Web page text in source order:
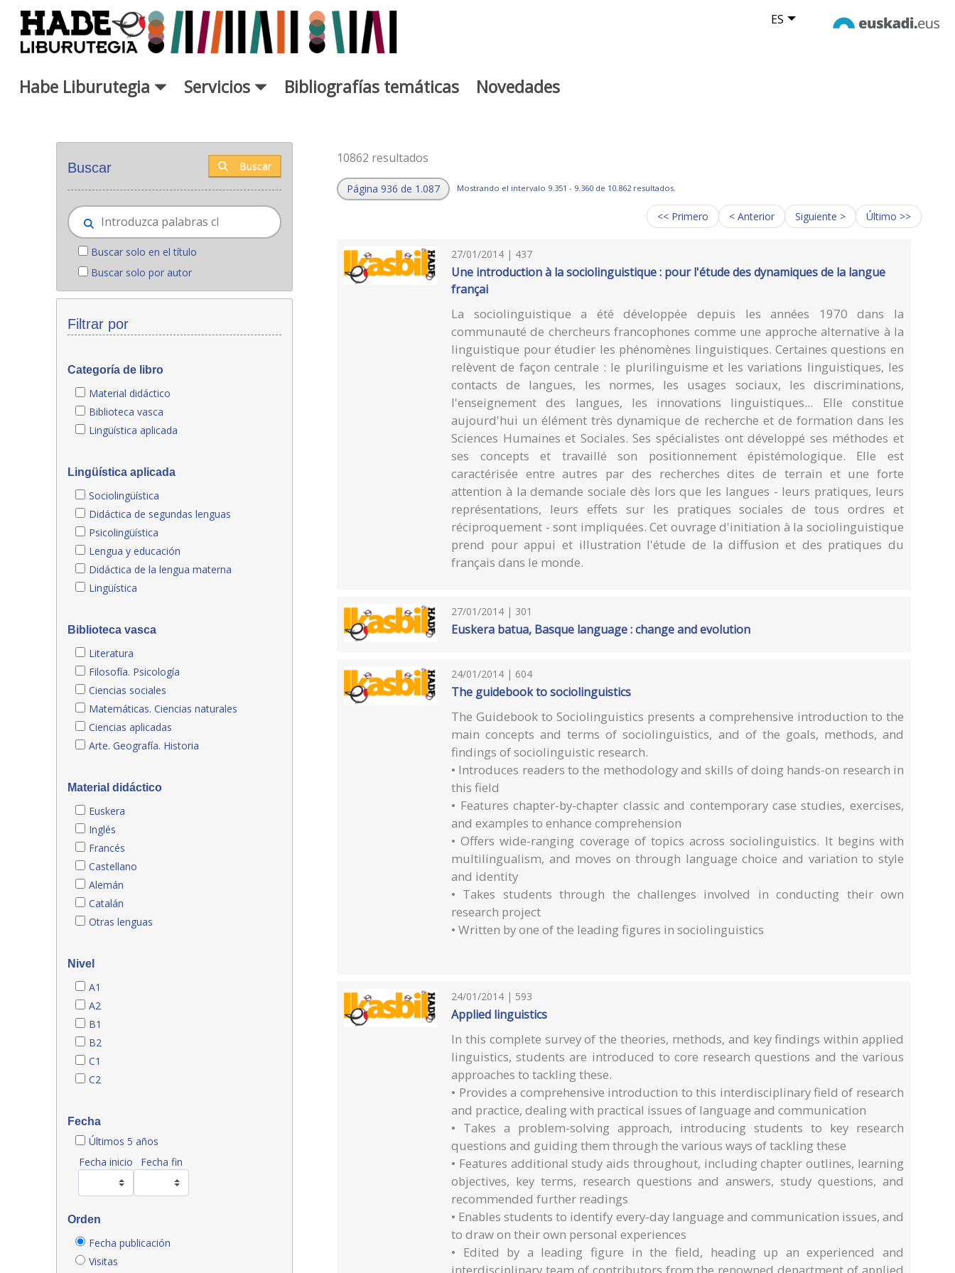
Saltar al contenido principal ES
Habe Liburutegia Servicios Bibliografías temáticas Novedades
Buscar Buscar
Buscar solo en el título
Buscar solo por autor
Filtrar por
Categoría de libro
Material didáctico
Biblioteca vasca
Lingüística aplicada
Lingüística aplicada
Sociolingüística
Didáctica de segundas lenguas
Psicolingüística
Lengua y educación
Didáctica de la lengua materna
Lingüística
Biblioteca vasca
Literatura
Filosofía. Psicología
Ciencias sociales
Matemáticas. Ciencias naturales
Ciencias aplicadas
Arte. Geografía. Historia
Material didáctico
Euskera
Inglés
Francés
Castellano
Alemán
Catalán
Otras lenguas
Nivel
A1
A2
B1
B2
C1
C2
Fecha
Últimos 5 años
Fecha inicio
Fecha fin
Orden
Fecha publicación
Visitas
10862 resultados
Página 936 de 1.087 Mostrando el intervalo 9.351 - 9.360 de 10.862 resultados.
<< Primero < Anterior Siguiente > Último >>
27/01/2014 | 437
Une introduction à la sociolinguistique : pour l'étude des dynamiques de la langue
françai
La sociolinguistique a été développée depuis les années 1970 dans la
communauté de chercheurs francophones comme une approche alternative à la
linguistique pour étudier les phénomènes linguistiques. Certaines questions en
relèvent de façon centrale : le plurilinguisme et les variations linguistiques, les
contacts de langues, les normes, les usages sociaux, les discriminations,
l'enseignement des langues, les innovations linguistiques... Elle constitue
aujourd'hui un élément très dynamique de recherche et de formation dans les
Sciences Humaines et Sociales. Ses spécialistes ont développé ses méthodes et
ses concepts et travaillé son positionnement épistémologique. Elle est
caractérisée entre autres par des recherches dites de terrain et une forte
attention à la demande sociale dès lors que les langues - leurs pratiques, leurs
représentations, leurs effets sur les pratiques sociales de tous ordres et
réciproquement - sont impliquées. Cet ouvrage d'initiation à la sociolinguistique
prend pour appui et illustration l'étude de la diffusion et des pratiques du
français dans le monde.
27/01/2014 | 301
Euskera batua, Basque language : change and evolution
24/01/2014 | 604
The guidebook to sociolinguistics
The Guidebook to Sociolinguistics presents a comprehensive introduction to the
main concepts and terms of sociolinguistics, and of the goals, methods, and
findings of sociolinguistic research.
• Introduces readers to the methodology and skills of doing hands-on research in
this field
• Features chapter-by-chapter classic and contemporary case studies, exercises,
and examples to enhance comprehension
• Offers wide-ranging coverage of topics across sociolinguistics. It begins with
multilingualism, and moves on through language choice and variation to style
and identity
• Takes students through the challenges involved in conducting their own
research project
• Written by one of the leading figures in sociolinguistics
24/01/2014 | 593
Applied linguistics
In this complete survey of the theories, methods, and key findings within applied
linguistics, students are introduced to core research questions and the various
approaches to tackling these.
• Provides a comprehensive introduction to this interdisciplinary field of research
and practice, dealing with practical issues of language and communication
• Takes a problem-solving approach, introducing students to key research
questions and guiding them through the various ways of tackling these
• Features additional study aids throughout, including chapter outlines, learning
objectives, key terms, research questions and answers, study questions, and
recommended further readings
• Enables students to identify every-day language and communication issues, and
to draw on their own personal experiences
• Edited by a leading figure in the field, heading up an experienced and